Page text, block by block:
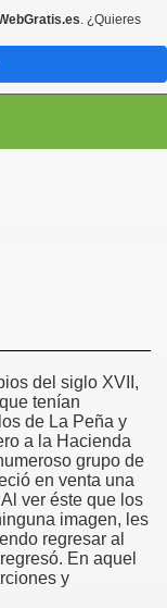
del siglo XVII,
tenían
de La Peña y
a la Hacienda
grupo de
en venta una
ver éste que los
imagen, les
regresar al
En aquel
y
. ¿Quieres